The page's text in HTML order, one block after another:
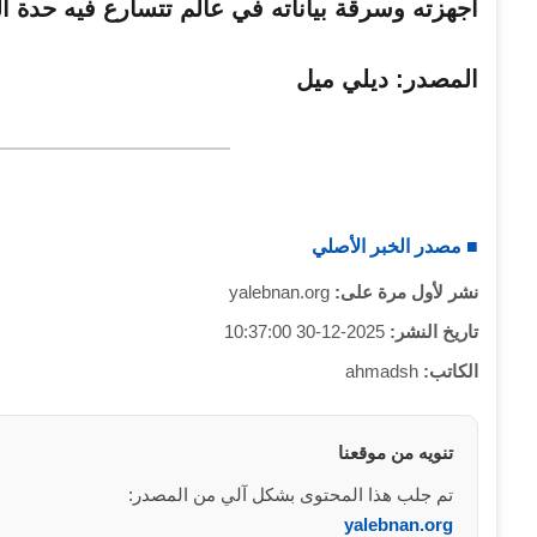
أجهزته وسرقة بياناته في عالم تتسارع فيه حدة
المصدر: ديلي ميل
■ مصدر الخبر الأصلي
نشر لأول مرة على: yalebnan.org
تاريخ النشر: 2025-12-30 10:37:00
الكاتب: ahmadsh
تنويه من موقعنا
تم جلب هذا المحتوى بشكل آلي من المصدر:
yalebnan.org